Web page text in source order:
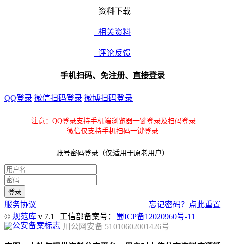
资料下载
相关资料
评论反馈
手机扫码、免注册、直接登录
QQ登录 微信扫码登录 微博扫码登录
注意：QQ登录支持手机端浏览器一键登录及扫码登录
微信仅支持手机扫码一键登录
账号密码登录（仅适用于原老用户）
服务协议
忘记密码？点此重置
© 规范库 v 7.1 | 工信部备案号： 蜀ICP备12020960号-11 |
川公网安备 51010602001426号